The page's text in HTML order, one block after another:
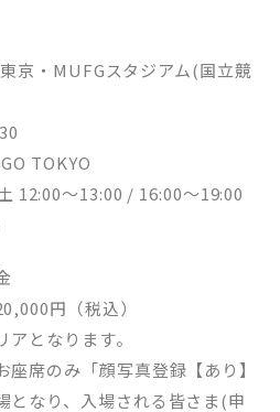
ル
— Episode 9 “MGA MAGICAL 10
京・MUFGスタジアム(国立競
TOKYO
12:00～13:00 / 16:00～19:00
円（税込）
となります。
席のみ「顔写真登録【あり】
となり、入場される皆さま(申